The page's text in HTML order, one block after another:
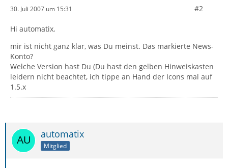
30. Juli 2007 um 15:31 #2
Hi automatix,
mir ist nicht ganz klar, was Du meinst. Das markierte News-
Konto?
Welche Version hast Du (Du hast den gelben Hinweiskasten
leidern nicht beachtet, ich tippe an Hand der Icons mal auf
1.5.x
automatix
Mitglied